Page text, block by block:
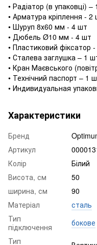
• Радіатор (в упаковці) –
• Арматура кріплення ‐ 2
• Шуруп 8х60 мм ‐ 4 шт
• Дюбель Ø10 мм ‐ 4 шт
• Пластиковий фіксатор
• Сталева заглушка – 1
• Кран Маєвського
• Технічний паспорт – 1
• Индивидуальная
Характеристики
Бренд
Артикул
Колір
Білий
Висота, см
50
ширина, см
90
Матеріал
сталь
Тип
підключення
бокове
Тип